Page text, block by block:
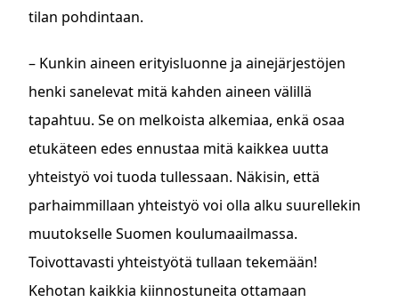
tilan pohdintaan.
– Kunkin aineen erityisluonne ja ainejärjestöjen
henki sanelevat mitä kahden aineen välillä
tapahtuu. Se on melkoista alkemiaa, enkä osaa
etukäteen edes ennustaa mitä kaikkea uutta
yhteistyö voi tuoda tullessaan. Näkisin, että
parhaimmillaan yhteistyö voi olla alku suurellekin
muutokselle Suomen koulumaailmassa.
Toivottavasti yhteistyötä tullaan tekemään!
Kehotan kaikkia kiinnostuneita ottamaan